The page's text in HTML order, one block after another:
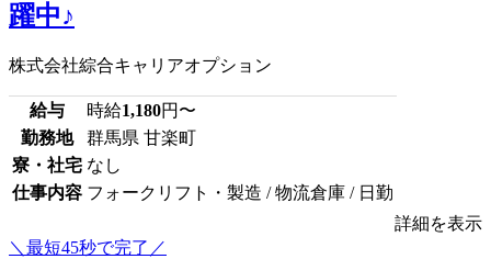
躍中♪
株式会社綜合キャリアオプション
給与 時給1,180円〜
勤務地
群馬県 甘楽町
寮・社宅 なし
仕事内容 フォークリフト・製造 / 物流倉庫 / 日勤
詳細を表示
＼最短45秒で完了／